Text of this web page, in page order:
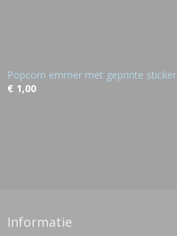
Popcorn emmer met geprinte sticker
€ 1,00
Informatie